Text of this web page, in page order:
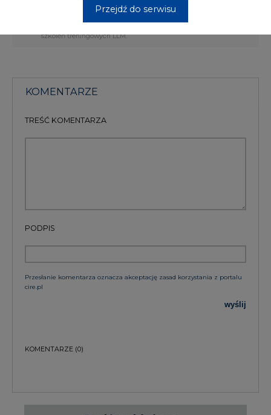
Przejdź do serwisu
Artykuł powstał bez wsparcia narzędzi sztucznej inteligencji.
szkoleń treningowych LLM.
KOMENTARZE
TREŚĆ KOMENTARZA
PODPIS
Przesłanie komentarza oznacza akceptację zasad korzystania z portalu
cire.pl
wyślij
KOMENTARZE (0)